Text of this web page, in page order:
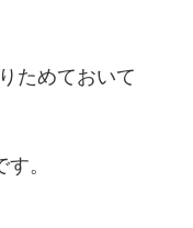
ためておいて
。